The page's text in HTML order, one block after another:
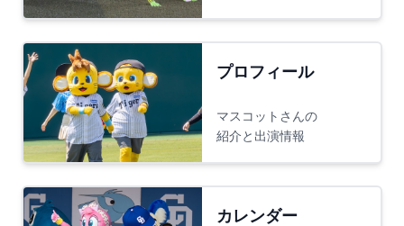
プロフィール
マスコットさんの
紹介と出演情報
カレンダー